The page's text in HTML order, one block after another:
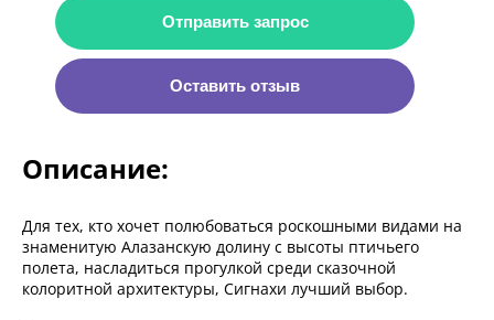
Отправить запрос
Оставить отзыв
Описание:
Для тех, кто хочет полюбоваться роскошными видами на
знаменитую Алазанскую долину с высоты птичьего
полета, насладиться прогулкой среди сказочной
колоритной архитектуры, Сигнахи лучший выбор.